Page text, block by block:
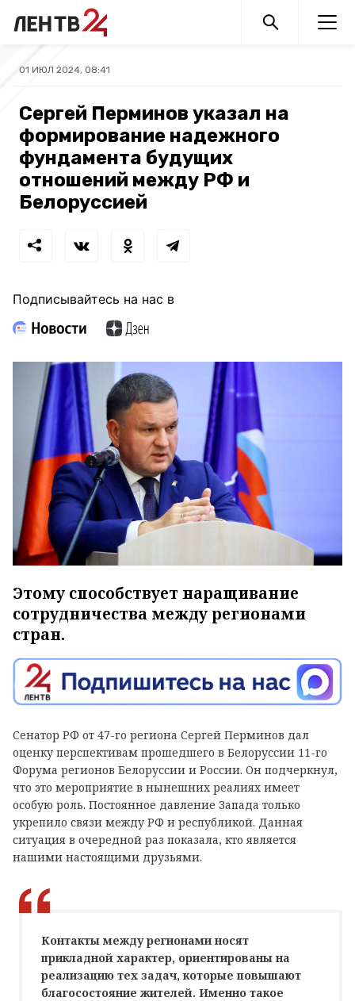
01 ИЮЛ 2024, 08:41
Сергей Перминов указал на
формирование надежного
фундамента будущих
отношений между РФ и
Белоруссией
Подписывайтесь на нас в
Этому способствует наращивание
сотрудничества между регионами
стран.
Сенатор РФ от 47-го региона Сергей Перминов дал
оценку перспективам прошедшего в Белоруссии 11-го
Форума регионов Белоруссии и России. Он подчеркнул,
что это мероприятие в нынешних реалиях имеет
особую роль. Постоянное давление Запада только
укрепило связи между РФ и республикой. Данная
ситуация в очередной раз показала, кто является
нашими настоящими друзьями.
Контакты между регионами носят
прикладной характер, ориентированы на
реализацию тех задач, которые повышают
благосостояние жителей. Именно такое